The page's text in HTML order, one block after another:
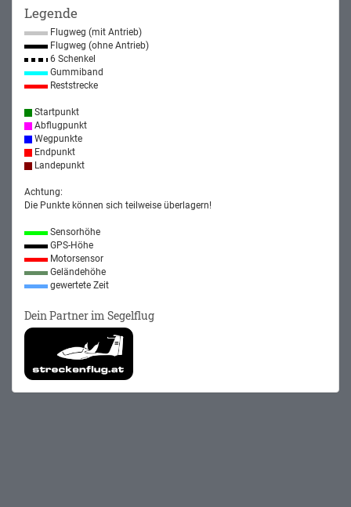
Legende
Flugweg (mit Antrieb)
Flugweg (ohne Antrieb)
6 Schenkel
Gummiband
Reststrecke
Startpunkt
Abflugpunkt
Wegpunkte
Endpunkt
Landepunkt
Achtung:
Die Punkte können sich teilweise überlagern!
Sensorhöhe
GPS-Höhe
Motorsensor
Geländehöhe
gewertete Zeit
Dein Partner im Segelflug